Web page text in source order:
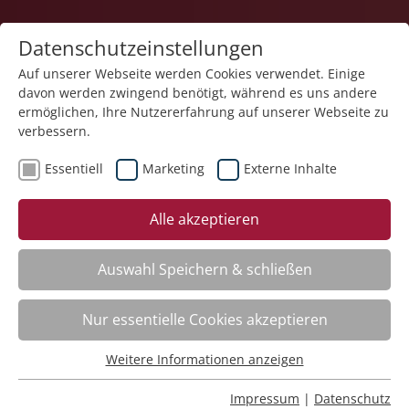
1
Veranstaltung "Entspannung mit Musik in der
Betreuungsarbeit Kurs 2" (Nr. 23) wurde in den
Warenkorb gelegt.
Achtsame Berührung – neueste Forschungen
261402
Wann:
Mo.12.10.2026, 9.00 Uhr
Schloss Liebenau
Status:
Anmeldung auf Warteliste
Datenschutzeinstellungen
Auf unserer Webseite werden Cookies verwendet. Einige
davon werden zwingend benötigt, während es uns andere
ermöglichen, Ihre Nutzererfahrung auf unserer Webseite zu
verbessern.
Essentiell Marketing Externe Inhalte
Alle akzeptieren
Auswahl Speichern & schließen
Nur essentielle Cookies akzeptieren
Essentielle Cookies werden für grundlegende Funktionen
Weitere Informationen anzeigen
Impressum | Datenschutz